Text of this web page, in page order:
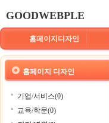
GOODWEBPLE
홈페이지디자인
홈페이지 디자인
기업/서비스(0)
교육/학문(0)